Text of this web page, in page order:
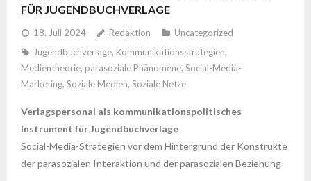
FÜR JUGENDBUCHVERLAGE
18. Juli 2024 Redaktion
Uncategorized
Jugendbuchverlage, Kommunikationsstrategien,
Medientheorie, parasoziale Phänomene, Social-Media-
Marketing, Soziale Medien, Soziale Netze
Verlagspersonal als kommunikationspolitisches
Instrument für Jugendbuchverlage
Social-Media-Strategien vor dem Hintergrund der Konstrukte
der parasozialen Interaktion und der parasozialen Beziehung